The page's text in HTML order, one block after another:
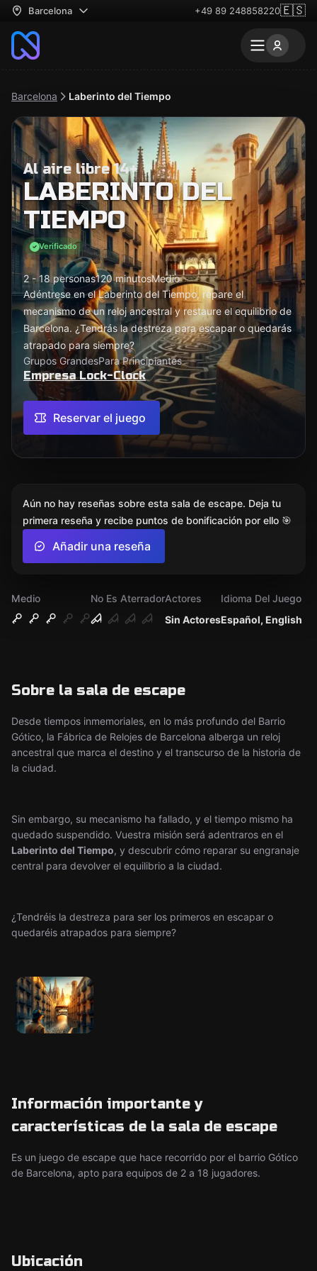
Barcelona +49 89 248858220🇪🇸
Barcelona Laberinto del Tiempo
Al aire libre 14+
LABERINTO DEL
TIEMPO
Verificado
2 - 18 personas120 minutosMedio
Adéntrese en el Laberinto del Tiempo, repare el
mecanismo de un reloj ancestral y restaure el equilibrio de
Barcelona. ¿Tendrás la destreza para escapar o quedarás
atrapado para siempre?
Grupos GrandesPara Principiantes
Empresa Lock-Clock
Reservar el juego
Medio
No Es Aterrador
Sin Actores
Actores
Español, English
Idioma Del Juego
Sobre la sala de escape
Desde tiempos inmemoriales, en lo más profundo del Barrio
Gótico, la Fábrica de Relojes de Barcelona alberga un reloj
ancestral que marca el destino y el transcurso de la historia de
la ciudad.
Sin embargo, su mecanismo ha fallado, y el tiempo mismo ha
quedado suspendido. Vuestra misión será adentraros en el
Laberinto del Tiempo, y descubrir cómo reparar su engranaje
central para devolver el equilibrio a la ciudad.
¿Tendréis la destreza para ser los primeros en escapar o
quedaréis atrapados para siempre?
Información importante y
características de la sala de escape
Es un juego de escape que hace recorrido por el barrio Gótico
de Barcelona, apto para equipos de 2 a 18 jugadores.
Aún no hay reseñas sobre esta sala de escape. Deja tu
primera reseña y recibe puntos de bonificación por ello 🎯
Añadir una reseña
Ubicación